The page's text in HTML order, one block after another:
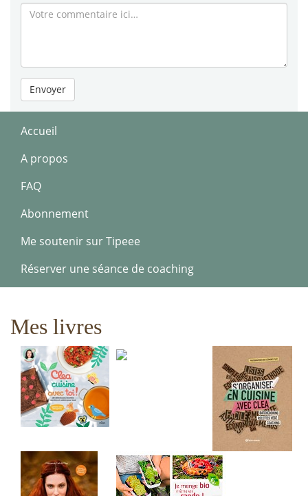
Envoyer
Accueil
A propos
FAQ
Abonnement
Me soutenir sur Tipeee
Réserver une séance de coaching
Mes livres